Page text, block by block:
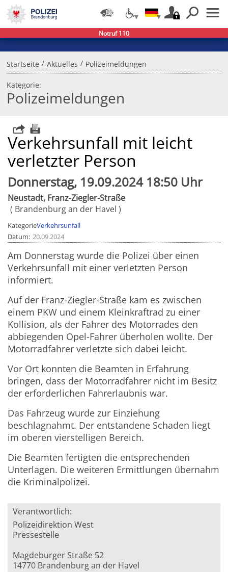
Startseite / Aktuelles / Polizeimeldungen
Kategorie:
Polizeimeldungen
Verkehrsunfall mit leicht
verletzter Person
Donnerstag, 19.09.2024 18:50 Uhr
Neustadt, Franz-Ziegler-Straße
Brandenburg an der Havel
KategorieVerkehrsunfall
Datum 20.09.2024
Am Donnerstag wurde die Polizei über einen
Verkehrsunfall mit einer verletzten Person
informiert.
Auf der Franz-Ziegler-Straße kam es zwischen
einem PKW und einem Kleinkraftrad zu einer
Kollision, als der Fahrer des Motorrades den
abbiegenden Opel-Fahrer überholen wollte. Der
Motorradfahrer verletzte sich dabei leicht.
Vor Ort konnten die Beamten in Erfahrung
bringen, dass der Motorradfahrer nicht im Besitz
der erforderlichen Fahrerlaubnis war.
Das Fahrzeug wurde zur Einziehung
beschlagnahmt. Der entstandene Schaden liegt
im oberen vierstelligen Bereich.
Die Beamten fertigten die entsprechenden
Unterlagen. Die weiteren Ermittlungen übernahm
die Kriminalpolizei.
Verantwortlich:
Polizeidirektion West
Pressestelle
Magdeburger Straße 52
14770 Brandenburg an der Havel
Notruf 110